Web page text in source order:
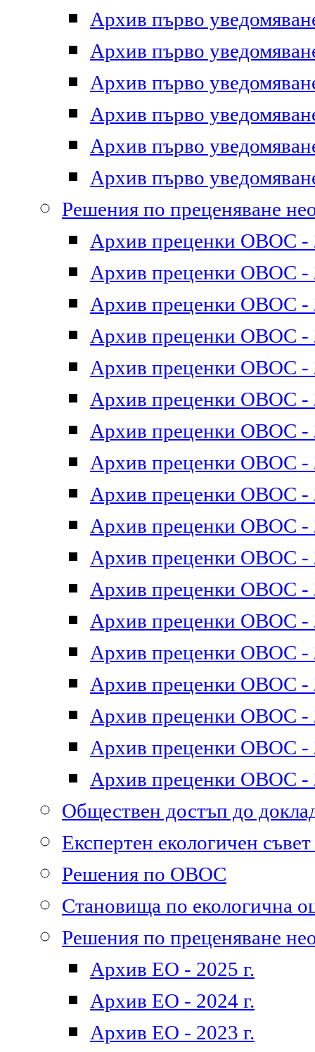
Архив първо
Архив първо
Архив първо
Архив първо
Архив първо
Архив първо
Решения по преценяване
Архив преценки ОВОС -
Архив преценки ОВОС -
Архив преценки ОВОС -
Архив преценки ОВОС -
Архив преценки ОВОС -
Архив преценки ОВОС -
Архив преценки ОВОС -
Архив преценки ОВОС -
Архив преценки ОВОС -
Архив преценки ОВОС -
Архив преценки ОВОС -
Архив преценки ОВОС -
Архив преценки ОВОС -
Архив преценки ОВОС -
Архив преценки ОВОС -
Архив преценки ОВОС -
Архив преценки ОВОС -
Архив преценки ОВОС -
Обществен достъп до
Експертен екологичен
Решения по ОВОС
Становища по екологична
Решения по преценяване
Архив ЕО - 2025 г.
Архив ЕО - 2024 г.
Архив ЕО - 2023 г.